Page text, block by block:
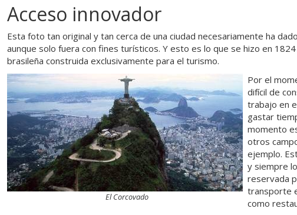
Acceso innovador
Esta foto tan original y tan cerca de una ciudad necesariamente ha
aunque solo fuera con fines turísticos. Y esto es lo que se hizo en
brasileña construida exclusivamente para el turismo.
El Corcovado
Por el
difícil de
trabajo en
gastar
momento
otros
ejemplo.
y siempre
reservada
transporte
como